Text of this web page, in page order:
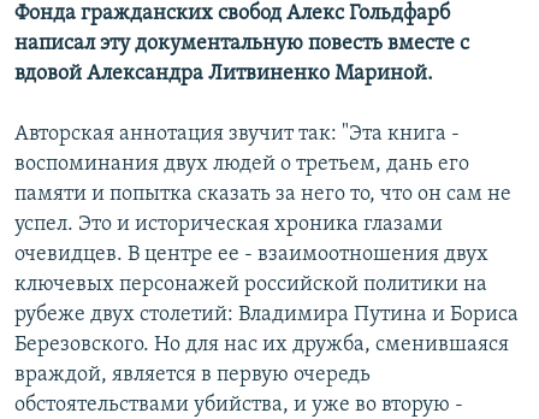
Фонда гражданских свобод Алекс Гольдфарб
написал эту документальную повесть вместе с
вдовой Александра Литвиненко Мариной.
Авторская аннотация звучит так: "Эта книга -
воспоминания двух людей о третьем, дань его
памяти и попытка сказать за него то, что он сам не
успел. Это и историческая хроника глазами
очевидцев. В центре ее - взаимоотношения двух
ключевых персонажей российской политики на
рубеже двух столетий: Владимира Путина и Бориса
Березовского. Но для нас их дружба, сменившаяся
враждой, является в первую очередь
обстоятельствами убийства, и уже во вторую -